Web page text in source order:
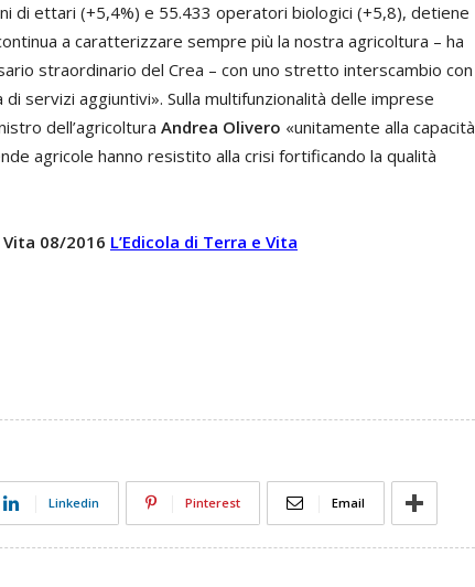
di ettari (+5,4%) e 55.433 operatori biologici (+5,8), detiene
a caratterizzare sempre più la nostra agricoltura – ha
straordinario del Crea – con uno stretto interscambio con
servizi aggiuntivi». Sulla multifunzionalità delle imprese
dell’agricoltura Andrea Olivero «unitamente alla capacità
agricole hanno resistito alla crisi fortificando la qualità
08/2016 L’Edicola di Terra e Vita
Linkedin Pinterest Email